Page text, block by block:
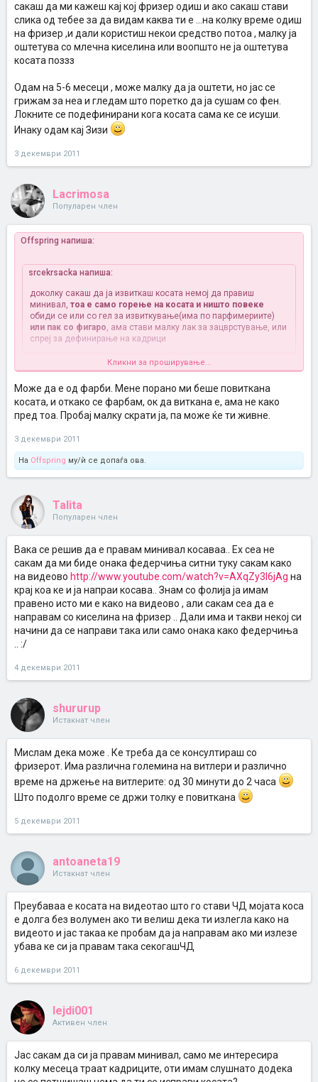
сакаш да ми кажеш кај кој фризер одиш и ако сакаш стави
слика од тебее за да видам каква ти е ...на колку време одиш
на фризер ,и дали користиш некои средство потоа , малку ја
оштетува со млечна киселина или воопшто не ја оштетува
косата поззз
Одам на 5-6 месеци , може малку да ја оштети, но јас се
грижам за неа и гледам што поретко да ја сушам со фен.
Локните се подефинирани кога косата сама ке се исуши.
Инаку одам кај Зизи
3 декември 2011
Lacrimosa
Популарен член
Offspring напиша:
srcekrsacka напиша:
доколку сакаш да ја извиткаш косата немој да правиш
минивал, тоа е само горење на косата и ништо повеке
обиди се или со гел за извиткување(има по парфимериите)
или пак со фигаро, ама стави малку лак за зацврстување, или
спреј за дефинирање на кадрици
Срцекршачке, а како пак виткање со фигаро не е горење
ниту кадрици, како подвижна грмушка сум, незнам зошто не ми се
дефинираат повеќе Ај кој имал искуство со ова нека пише, да
знам дали да се правам или не
Кликни за проширување...
Може да е од фарби. Мене порано ми беше повиткана
косата, и откако се фарбам, ок да виткана е, ама не како
пред тоа. Пробај малку скрати ја, па може ќе ти живне.
3 декември 2011
На Offspring му/ѝ се допаѓа ова.
Talita
Популарен член
Вака се решив да е правам минивал косаваа.. Ех сеа не
сакам да ми биде онака федерчиња ситни туку сакам како
на видеово http://www.youtube.com/watch?v=AXqZy3l6jAg на
крај коа ке и ја напраи косава.. Знам со фолија ја имам
правено исто ми е како на видеово , али сакам сеа да е
направам со киселина на фризер .. Дали има и такви некој си
начини да се направи така или само онака како федерчиња
.. :/
4 декември 2011
shururup
Истакнат член
Мислам дека може . Ке треба да се консултираш со
фризерот. Има различна големина на витлери и различно
време на држење на витлерите: од 30 минути до 2 часа
Што подолго време се држи толку е повиткана
5 декември 2011
antoaneta19
Истакнат член
Преубаваа е косата на видеотао што го стави ЧД мојата коса
е долга без волумен ако ти велиш дека ти излегла како на
видеото и јас такаа ке пробам да ја направам ако ми излезе
убава ке си ја правам така секогашЧД
6 декември 2011
lejdi001
Активен член
Јас сакам да си ја правам минивал, само ме интересира
колку месеца траат кадриците, оти имам слушнато додека